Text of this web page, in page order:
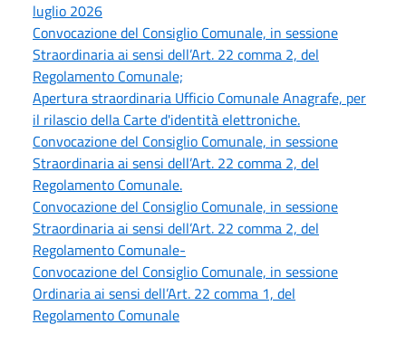
luglio 2026
Convocazione del Consiglio Comunale, in sessione
Straordinaria ai sensi dell’Art. 22 comma 2, del
Regolamento Comunale;
Apertura straordinaria Ufficio Comunale Anagrafe, per
il rilascio della Carte d'identità elettroniche.
Convocazione del Consiglio Comunale, in sessione
Straordinaria ai sensi dell’Art. 22 comma 2, del
Regolamento Comunale.
Convocazione del Consiglio Comunale, in sessione
Straordinaria ai sensi dell’Art. 22 comma 2, del
Regolamento Comunale-
Convocazione del Consiglio Comunale, in sessione
Ordinaria ai sensi dell’Art. 22 comma 1, del
Regolamento Comunale